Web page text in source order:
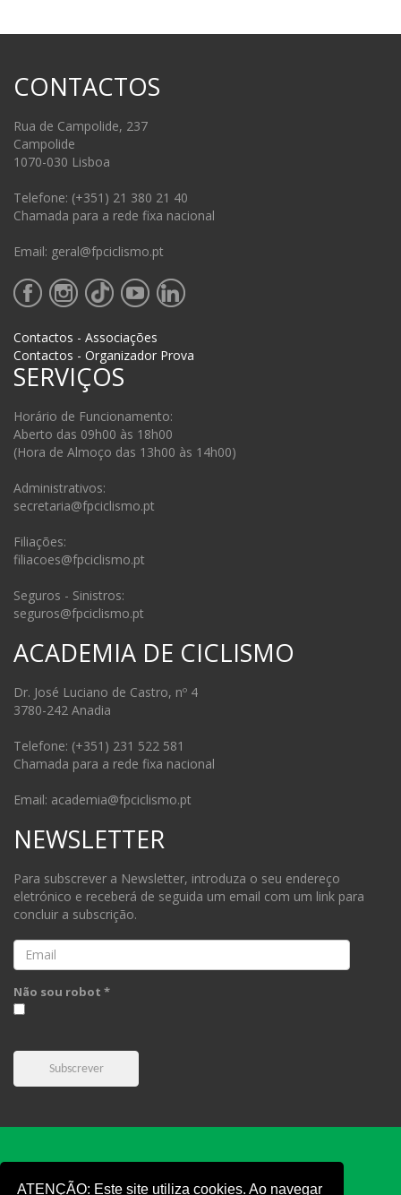
ATENÇÃO: Este site utiliza cookies. Ao navegar
CONTACTOS
Rua de Campolide, 237
Campolide
1070-030 Lisboa
Telefone: (+351) 21 380 21 40
Chamada para a rede fixa nacional
Email: geral@fpciclismo.pt
Contactos - Associações
Contactos - Organizador Prova
SERVIÇOS
Horário de Funcionamento:
Aberto das 09h00 às 18h00
(Hora de Almoço das 13h00 às 14h00)
Administrativos:
secretaria@fpciclismo.pt
Filiações:
filiacoes@fpciclismo.pt
Seguros - Sinistros:
seguros@fpciclismo.pt
ACADEMIA DE CICLISMO
Dr. José Luciano de Castro, nº 4
3780-242 Anadia
Telefone: (+351) 231 522 581
Chamada para a rede fixa nacional
Email: academia@fpciclismo.pt
NEWSLETTER
Para subscrever a Newsletter, introduza o seu endereço
eletrónico e receberá de seguida um email com um link para
concluir a subscrição.
Email
Não sou robot *
Subscrever